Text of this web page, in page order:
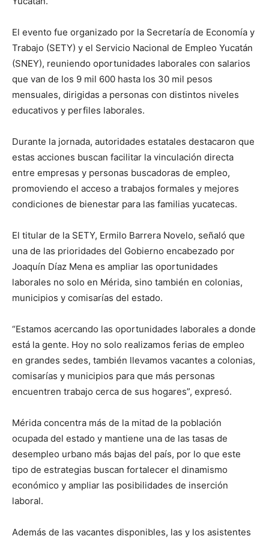
El evento fue organizado por la Secretaría de Economía y
Trabajo (SETY) y el Servicio Nacional de Empleo Yucatán
(SNEY), reuniendo oportunidades laborales con salarios
que van de los 9 mil 600 hasta los 30 mil pesos
mensuales, dirigidas a personas con distintos niveles
educativos y perfiles laborales.
Durante la jornada, autoridades estatales destacaron que
estas acciones buscan facilitar la vinculación directa
entre empresas y personas buscadoras de empleo,
promoviendo el acceso a trabajos formales y mejores
condiciones de bienestar para las familias yucatecas.
El titular de la SETY, Ermilo Barrera Novelo, señaló que
una de las prioridades del Gobierno encabezado por
Joaquín Díaz Mena es ampliar las oportunidades
laborales no solo en Mérida, sino también en colonias,
municipios y comisarías del estado.
“Estamos acercando las oportunidades laborales a donde
está la gente. Hoy no solo realizamos ferias de empleo
en grandes sedes, también llevamos vacantes a colonias,
comisarías y municipios para que más personas
encuentren trabajo cerca de sus hogares”, expresó.
Mérida concentra más de la mitad de la población
ocupada del estado y mantiene una de las tasas de
desempleo urbano más bajas del país, por lo que este
tipo de estrategias buscan fortalecer el dinamismo
económico y ampliar las posibilidades de inserción
laboral.
Además de las vacantes disponibles, las y los asistentes